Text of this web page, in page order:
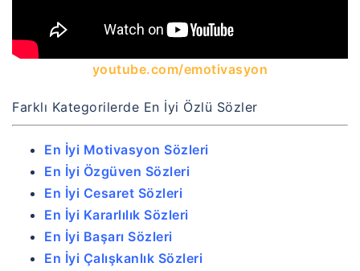
youtube.com/emotivasyon
Farklı Kategorilerde En İyi Özlü Sözler
En İyi Motivasyon Sözleri
En İyi Özgüven Sözleri
En İyi Cesaret Sözleri
En İyi Kararlılık Sözleri
En İyi Başarı Sözleri
En İyi Çalışkanlık Sözleri